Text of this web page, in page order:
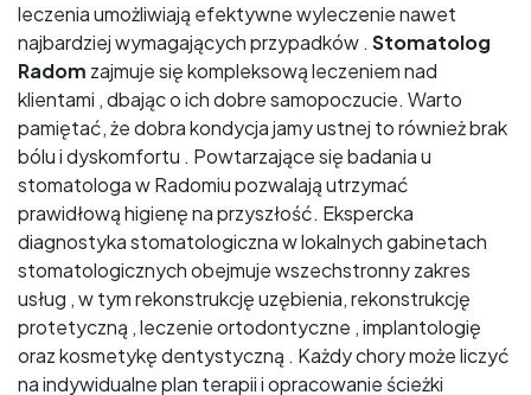
leczenia umożliwiają efektywne wyleczenie nawet
najbardziej wymagających przypadków . Stomatolog
Radom zajmuje się kompleksową leczeniem nad
klientami , dbając o ich dobre samopoczucie. Warto
pamiętać, że dobra kondycja jamy ustnej to również brak
bólu i dyskomfortu . Powtarzające się badania u
stomatologa w Radomiu pozwalają utrzymać
prawidłową higienę na przyszłość. Ekspercka
diagnostyka stomatologiczna w lokalnych gabinetach
stomatologicznych obejmuje wszechstronny zakres
usług , w tym rekonstrukcję uzębienia, rekonstrukcję
protetyczną , leczenie ortodontyczne , implantologię
oraz kosmetykę dentystyczną . Każdy chory może liczyć
na indywidualne plan terapii i opracowanie ścieżki